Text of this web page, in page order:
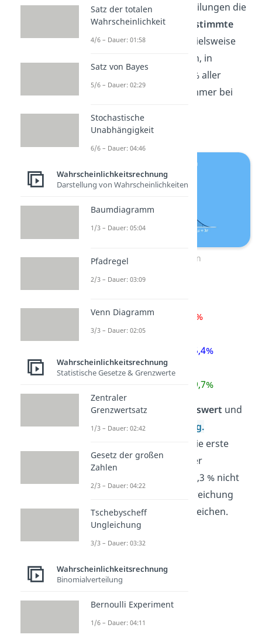
Wahrscheinlichkeits-Verteilungen die
Wahrscheinlichkeit für
bestimmte
Intervalleangeben. Beispielsweise
kannst du mit ihnen sagen, in
welchem Bereich ca. 99,7% aller
Werte liegen. Sie gelten immer bei
Wahrscheinlichkeiten.
Die Sigma-Regeln
P(μ-σ ≤ X ≤ μ+σ) ≈
68,3%
95,4%
99,7%
Dabei istμder Erwartungswert und
die Standardabweichung.
Beispielsweise bedeutet die erste
Regel, dass Werte mit einer
Wahrscheinlichkeit von 68,3 % nicht
mehr als die Standardabweichung
vom Erwartungswert abweichen.
Satz der totalen
Wahrscheinlichkeit
4/6 – Dauer: 01:58
Satz von Bayes
5/6 – Dauer: 02:29
Stochastische
Unabhängigkeit
6/6 – Dauer: 04:46
Wahrscheinlichkeitsrechnung
Darstellung von Wahrscheinlichkeiten
Baumdiagramm
1/3 – Dauer: 05:04
Pfadregel
2/3 – Dauer: 03:09
Venn Diagramm
3/3 – Dauer: 02:05
Wahrscheinlichkeitsrechnung
Statistische Gesetze & Grenzwerte
Zentraler
Grenzwertsatz
1/3 – Dauer: 02:42
Gesetz der großen
Zahlen
2/3 – Dauer: 04:22
Tschebyscheff
Ungleichung
3/3 – Dauer: 03:32
Wahrscheinlichkeitsrechnung
Binomialverteilung
Bernoulli Experiment
1/6 – Dauer: 04:11